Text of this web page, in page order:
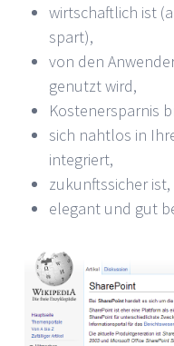
wirtschaftlich ist
spart),
von den
genutzt wird,
Kostenersparnis
sich nahtlos in
integriert,
zukunftssicher ist,
elegant und gut